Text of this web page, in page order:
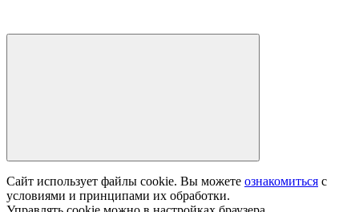
Сайт использует файлы cookie. Вы можете ознакомиться с
условиями и принципами их обработки.